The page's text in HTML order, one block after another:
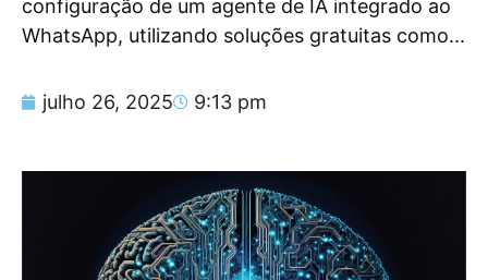
configuração de um agente de IA integrado ao
WhatsApp, utilizando soluções gratuitas como...
julho 26, 2025 9:13 pm